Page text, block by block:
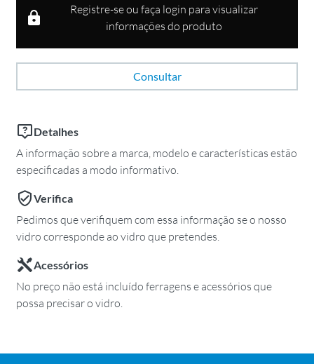
Registre-se ou faça login para visualizar
informações do produto
Consultar
Detalhes
A informação sobre a marca, modelo e características estão
especificadas a modo informativo.
Verifica
Pedimos que verifiquem com essa informação se o nosso
vidro corresponde ao vidro que pretendes.
Acessórios
No preço não está incluído ferragens e acessórios que
possa precisar o vidro.